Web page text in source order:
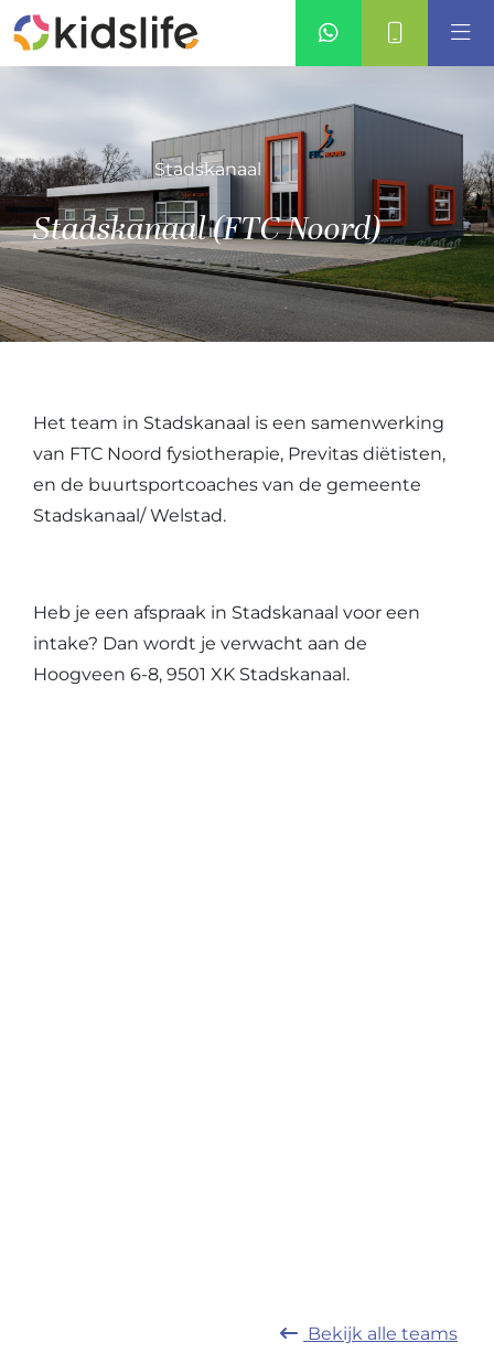
Stadskanaal
Stadskanaal (FTC Noord)
Het team in Stadskanaal is een samenwerking
van FTC Noord fysiotherapie, Previtas diëtisten,
en de buurtsportcoaches van de gemeente
Stadskanaal/ Welstad.
Heb je een afspraak in Stadskanaal voor een
intake? Dan wordt je verwacht aan de
Hoogveen 6-8, 9501 XK Stadskanaal.
Bekijk alle teams